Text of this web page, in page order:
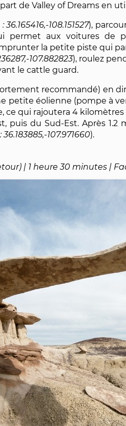
de Valley of Dreams en
36.165416,-108.151527),
permet aux voitures de
la petite piste qui
107.882823), roulez
le cattle guard.
recommandé) en
petite éolienne (pompe à
ce qui rajoutera 4 kilomètres
puis du Sud-Est. Après
36.183885,-107.971660).
| 1 heure 30 minutes |